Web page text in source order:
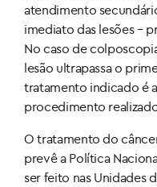
atendimento
imediato das lesões –
No caso de
lesão ultrapassa o
tratamento indicado é
procedimento
O tratamento do
prevê a Política
ser feito nas Unidades